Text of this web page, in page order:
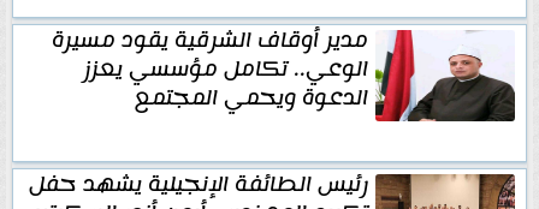
مدير أوقاف الشرقية يقود مسيرة
الوعي.. تكامل مؤسسي يعزز
الدعوة ويحمي المجتمع
رئيس الطائفة الإنجيلية يشهد حفل